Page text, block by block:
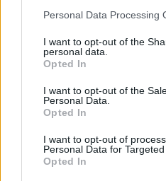
Personal Data Processing
I want to opt-out of the
personal data.
Opted In
I want to opt-out of the
Personal Data.
Opted In
I want to opt-out of
Personal Data for Targeted
Opted In
A- A±
Εγγραφείτε στο